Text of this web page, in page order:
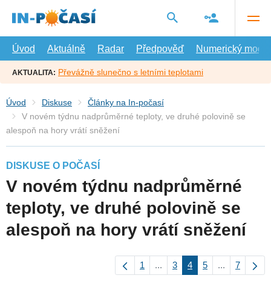
hlavní
Úvod
Aktuálně Radar Předpověď Numerický model
AKTUALITA: Převážně slunečno s letními teplotami
Úvod Diskuse
Články na In-počasí
V novém týdnu nadprůměrné teploty, ve druhé polovině se
alespoň na hory vrátí sněžení
DISKUSE O POČASÍ
V novém týdnu nadprůměrné
teploty, ve druhé polovině se
alespoň na hory vrátí sněžení
1 ... 3 4 5 ... 7